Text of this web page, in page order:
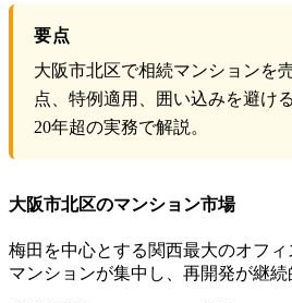
要点
大阪市北区で相続マンションを
点、特例適用、囲い込みを避け
20年超の実務で解説。
大阪市北区のマンション市場
梅田を中心とする関西最大のオフ
マンションが集中し、再開発が継続